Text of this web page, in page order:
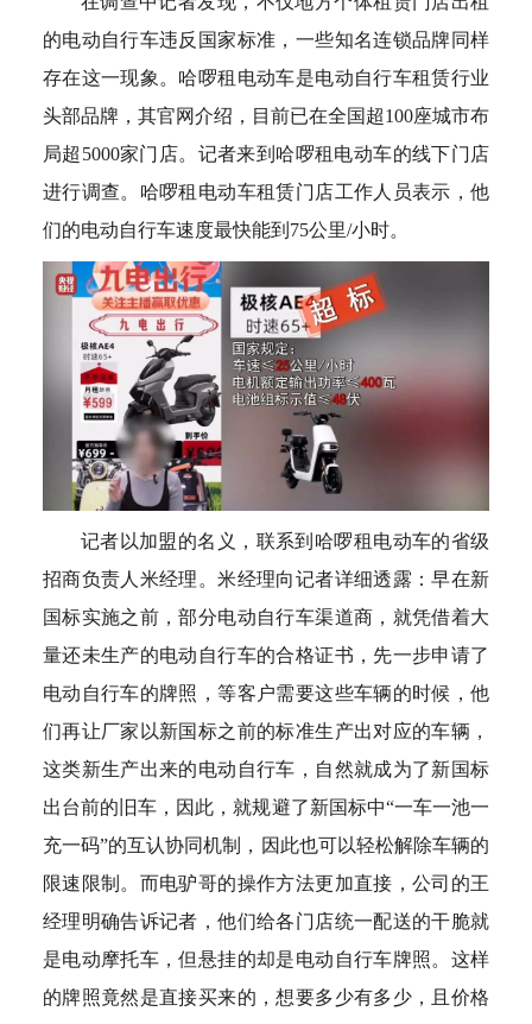
的电动自行车违反国家标准，一些知名连锁品牌同样
存在这一现象。哈啰租电动车是电动自行车租赁行业
头部品牌，其官网介绍，目前已在全国超100座城市布
局超5000家门店。记者来到哈啰租电动车的线下门店
进行调查。哈啰租电动车租赁门店工作人员表示，他
们的电动自行车速度最快能到75公里/小时。
记者以加盟的名义，联系到哈啰租电动车的省级
招商负责人米经理。米经理向记者详细透露：早在新
国标实施之前，部分电动自行车渠道商，就凭借着大
量还未生产的电动自行车的合格证书，先一步申请了
电动自行车的牌照，等客户需要这些车辆的时候，他
们再让厂家以新国标之前的标准生产出对应的车辆，
这类新生产出来的电动自行车，自然就成为了新国标
出台前的旧车，因此，就规避了新国标中“一车一池一
充一码”的互认协同机制，因此也可以轻松解除车辆的
限速限制。而电驴哥的操作方法更加直接，公司的王
经理明确告诉记者，他们给各门店统一配送的干脆就
是电动摩托车，但悬挂的却是电动自行车牌照。这样
的牌照竟然是直接买来的，想要多少有多少，且价格